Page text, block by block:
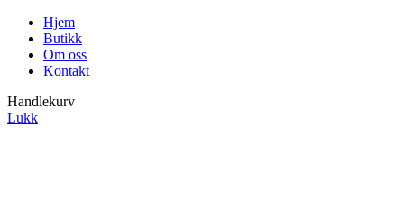
Hjem
Butikk
Om oss
Kontakt
Handlekurv
Lukk